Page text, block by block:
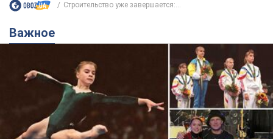
Строительство уже завершается:...
Важное